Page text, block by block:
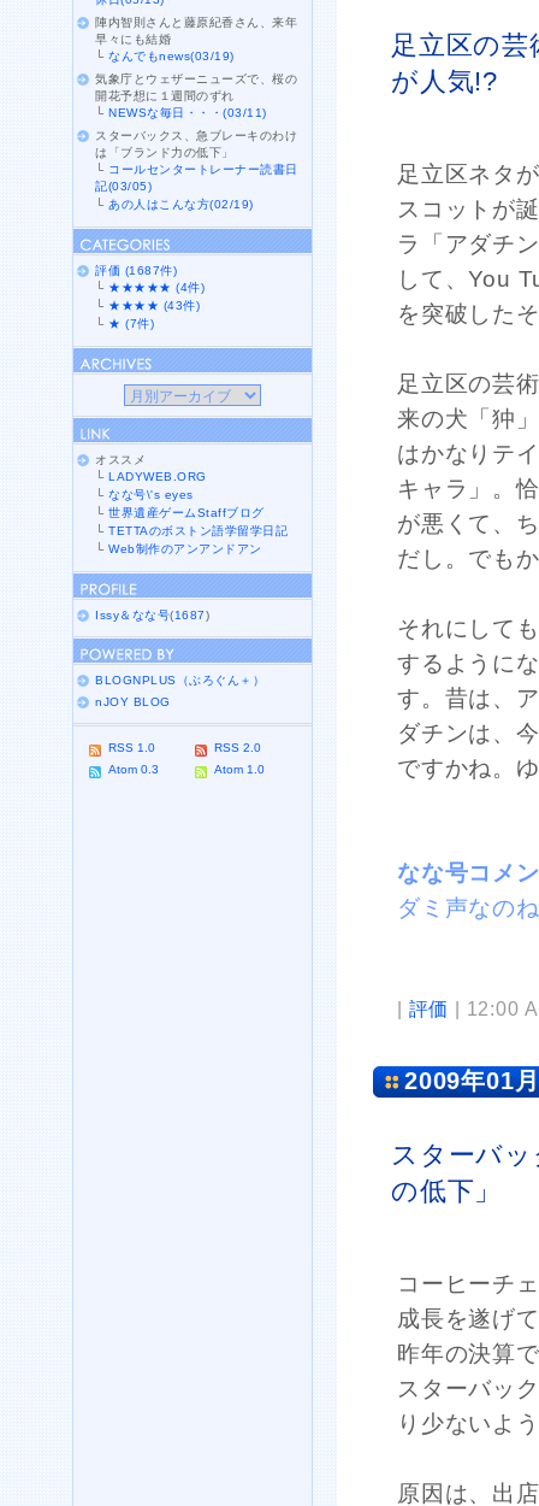
足立区の
が人気!?
足立区ネタ
スコットが
ラ「アダチ
して、You
を突破した
足立区の芸
来の犬「狆
はかなりテ
キャラ」。
が悪くて、
だし。でも
それにして
するように
す。昔は、
ダチンは、
ですかね。
なな号コ
ダミ声なの
| 評価 | 12:00
2009年01
スターバ
の低下」
コーヒーチ
成長を遂げ
昨年の決算
スターバッ
り少ないよ
原因は、出
陣内智則さんと藤原紀香さん、来年
早々にも結婚
└なんでもnews(03/19)
気象庁とウェザーニューズで、桜の
開花予想に１週間のずれ
└NEWSな毎日・・・(03/11)
スターバックス、急ブレーキのわけ
は「ブランド力の低下」
└ コールセンタートレーナー読書日
記(03/05)
└ あの人はこんな方(02/19)
評価 (1687件)
└ ★★★★★ (4件)
└ ★★★★ (43件)
└ ★ (7件)
オススメ
└LADYWEB.ORG
└なな号\'s eyes
└世界遺産ゲームStaffブログ
└TETTAのボストン語学留学日記
└Web制作のアンアンドアン
Issy＆なな号(1687)
BLOGNPLUS（ぶろぐん＋）
nJOY BLOG
RSS 1.0
RSS 2.0
Atom 0.3
Atom 1.0